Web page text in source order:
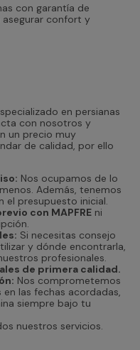
con garantía de
confort y
en persianas
con nosotros y
un precio muy
de calidad, por ello
Nos ocupamos de lo
Además, tenemos
el presupuesto inicial.
con MAPFRE ni
Si necesitas consejo
y dónde encontrarla,
profesionales.
de primera calidad.
Nos comprometemos
las fechas acordadas,
siempre bajo tu
nuestros servicios.